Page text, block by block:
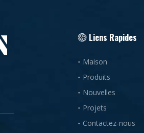
Liens Rapides
Maison
Produits
Nouvelles
Projets
Contactez-nous